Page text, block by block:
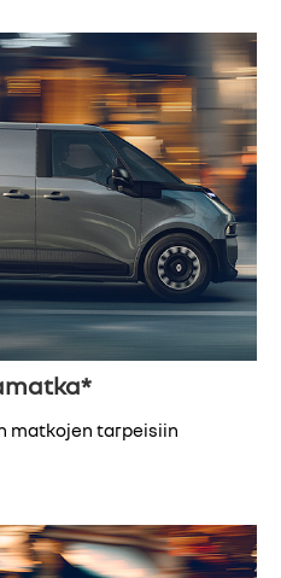
matkojen tarpeisiin